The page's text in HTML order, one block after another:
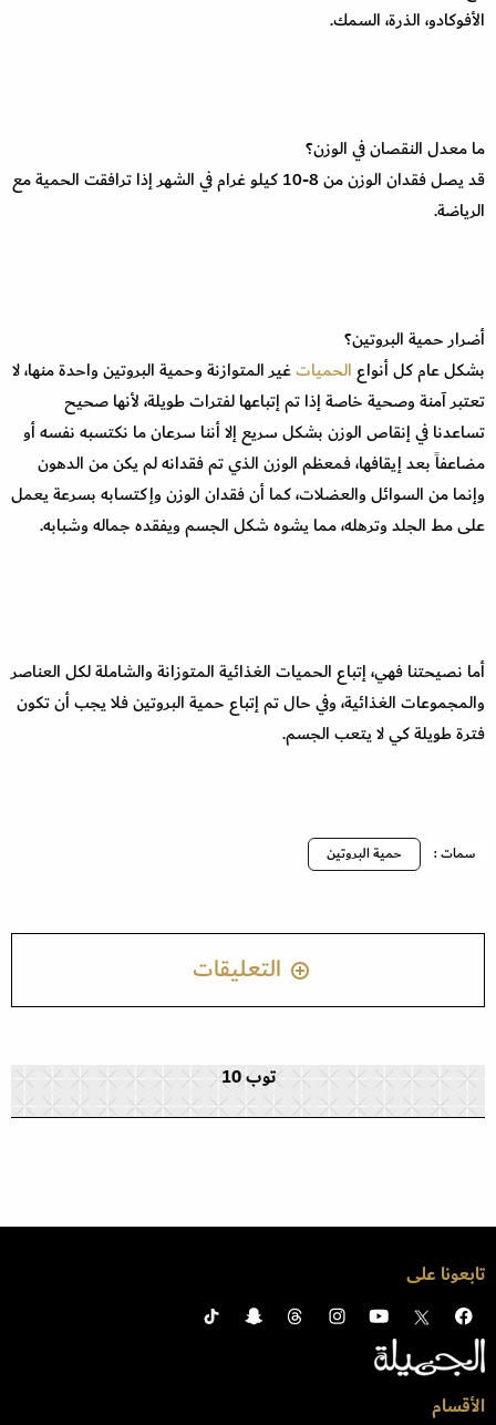
الأفوكادو، الذرة، السمك.
ما معدل النقصان في الوزن؟
قد يصل فقدان الوزن من 8-10 كيلو غرام في الشهر إذا ترافقت الحمية مع
الرياضة.
أضرار حمية البروتين؟
بشكل عام كل أنواع الحمياتغير المتوازنة وحمية البروتين واحدة منها، لا
تعتبر آمنة وصحية خاصة إذا تم إتباعها لفترات طويلة، لأنها صحيح
تساعدنا في إنقاص الوزن بشكل سريع إلا أننا سرعان ما نكتسبه نفسه أو
مضاعفاً بعد إيقافها، فمعظم الوزن الذي تم فقدانه لم يكن من الدهون
وإنما من السوائل والعضلات، كما أن فقدان الوزن وإكتسابه بسرعة يعمل
على مط الجلد وترهله، مما يشوه شكل الجسم ويفقده جماله وشبابه.
أما نصيحتنا فهي، إتباع الحميات الغذائية المتوزانة والشاملة لكل العناصر
والمجموعات الغذائية، وفي حال تم إتباع حمية البروتين فلا يجب أن تكون
فترة طويلة كي لا يتعب الجسم.
سمات : حمية البروتين
التعليقات
توب 10
تابعونا على
الأقسام